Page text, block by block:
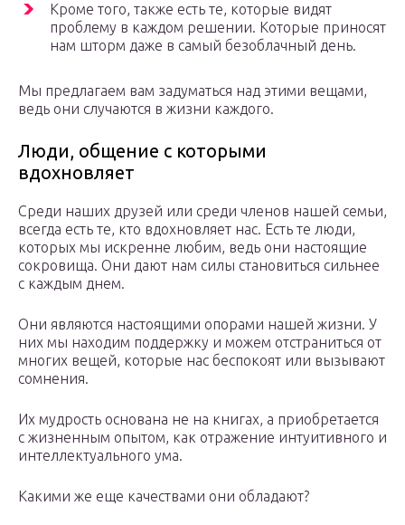
Кроме того, также есть те, которые видят
проблему в каждом решении. Которые приносят
нам шторм даже в самый безоблачный день.
Мы предлагаем вам задуматься над этими вещами,
ведь они случаются в жизни каждого.
Люди, общение с которыми
вдохновляет
Среди наших друзей или среди членов нашей семьи,
всегда есть те, кто вдохновляет нас. Есть те люди,
которых мы искренне любим, ведь они настоящие
сокровища. Они дают нам силы становиться сильнее
с каждым днем.
Они являются настоящими опорами нашей жизни. У
них мы находим поддержку и можем отстраниться от
многих вещей, которые нас беспокоят или вызывают
сомнения.
Их мудрость основана не на книгах, а приобретается
с жизненным опытом, как отражение интуитивного и
интеллектуального ума.
Какими же еще качествами они обладают?